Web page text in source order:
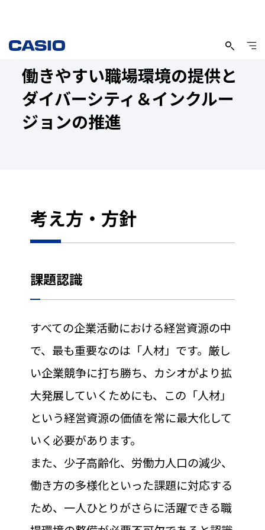
働きやすい職場環境の提供と
ダイバーシティ＆インクルー
ジョンの推進
考え方・方針
課題認識
すべての企業活動における経営資源の中
で、最も重要なのは「人材」です。厳し
い企業競争に打ち勝ち、カシオがより拡
大発展していくためにも、この「人材」
という経営資源の価値を常に最大化して
いく必要があります。
また、少子高齢化、労働力人口の減少、
働き方の多様化といった課題に対応する
ため、一人ひとりがさらに活躍できる職